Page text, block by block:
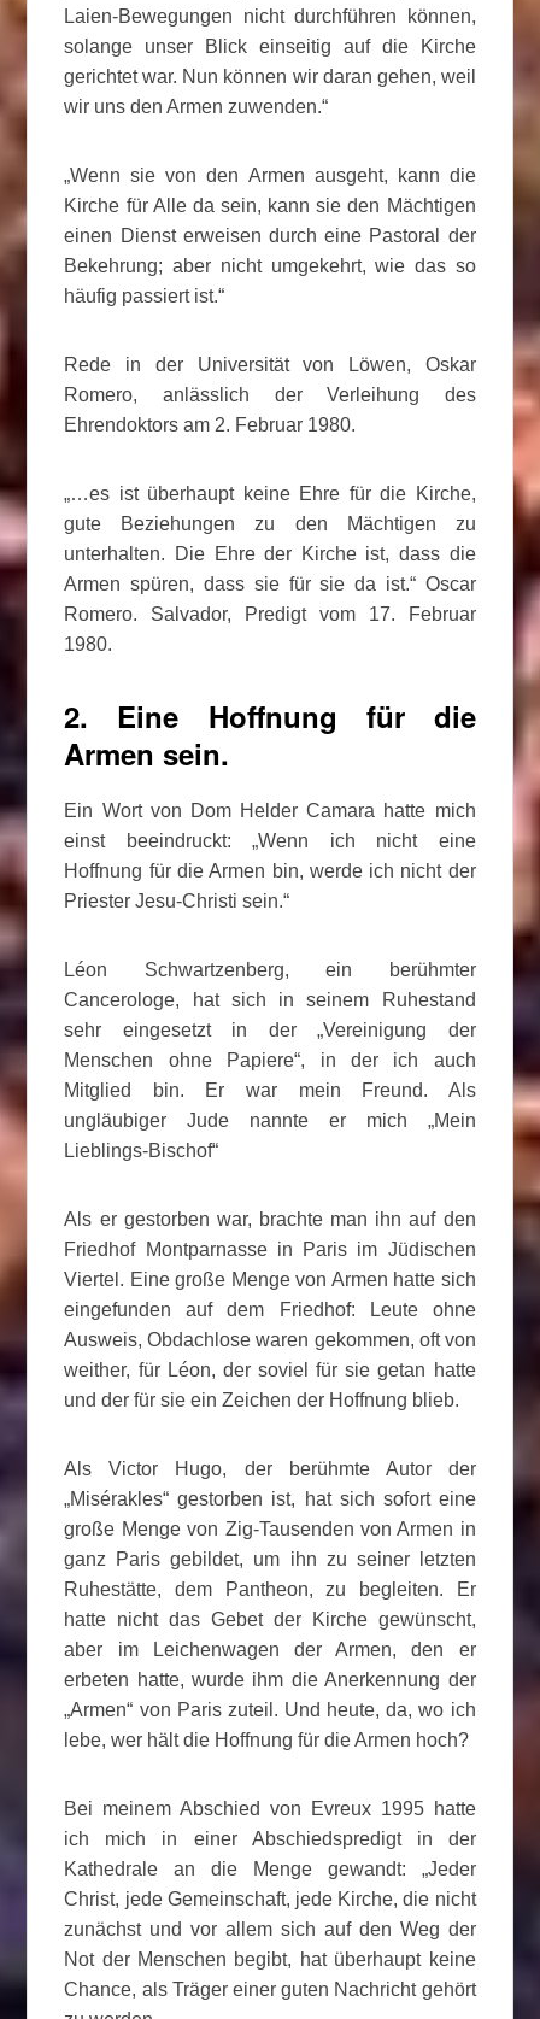
Laien-Bewegungen nicht durchführen können,
solange unser Blick einseitig auf die Kirche
gerichtet war. Nun können wir daran gehen, weil
wir uns den Armen zuwenden.“
„Wenn sie von den Armen ausgeht, kann die
Kirche für Alle da sein, kann sie den Mächtigen
einen Dienst erweisen durch eine Pastoral der
Bekehrung; aber nicht umgekehrt, wie das so
häufig passiert ist.“
Rede in der Universität von Löwen, Oskar
Romero, anlässlich der Verleihung des
Ehrendoktors am 2. Februar 1980.
„…es ist überhaupt keine Ehre für die Kirche,
gute Beziehungen zu den Mächtigen zu
unterhalten. Die Ehre der Kirche ist, dass die
Armen spüren, dass sie für sie da ist.“ Oscar
Romero. Salvador, Predigt vom 17. Februar
1980.
2. Eine Hoffnung für die
Armen sein.
Ein Wort von Dom Helder Camara hatte mich
einst beeindruckt: „Wenn ich nicht eine
Hoffnung für die Armen bin, werde ich nicht der
Priester Jesu-Christi sein.“
Léon Schwartzenberg, ein berühmter
Cancerologe, hat sich in seinem Ruhestand
sehr eingesetzt in der „Vereinigung der
Menschen ohne Papiere“, in der ich auch
Mitglied bin. Er war mein Freund. Als
ungläubiger Jude nannte er mich „Mein
Lieblings-Bischof“
Als er gestorben war, brachte man ihn auf den
Friedhof Montparnasse in Paris im Jüdischen
Viertel. Eine große Menge von Armen hatte sich
eingefunden auf dem Friedhof: Leute ohne
Ausweis, Obdachlose waren gekommen, oft von
weither, für Léon, der soviel für sie getan hatte
und der für sie ein Zeichen der Hoffnung blieb.
Als Victor Hugo, der berühmte Autor der
„Misérakles“ gestorben ist, hat sich sofort eine
große Menge von Zig-Tausenden von Armen in
ganz Paris gebildet, um ihn zu seiner letzten
Ruhestätte, dem Pantheon, zu begleiten. Er
hatte nicht das Gebet der Kirche gewünscht,
aber im Leichenwagen der Armen, den er
erbeten hatte, wurde ihm die Anerkennung der
„Armen“ von Paris zuteil. Und heute, da, wo ich
lebe, wer hält die Hoffnung für die Armen hoch?
Bei meinem Abschied von Evreux 1995 hatte
ich mich in einer Abschiedspredigt in der
Kathedrale an die Menge gewandt: „Jeder
Christ, jede Gemeinschaft, jede Kirche, die nicht
zunächst und vor allem sich auf den Weg der
Not der Menschen begibt, hat überhaupt keine
Chance, als Träger einer guten Nachricht gehört